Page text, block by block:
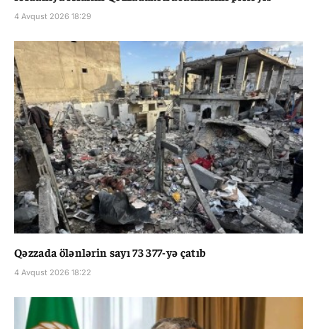
4 Avqust 2026 18:29
Qəzzada ölənlərin sayı 73 377-yə çatıb
4 Avqust 2026 18:22